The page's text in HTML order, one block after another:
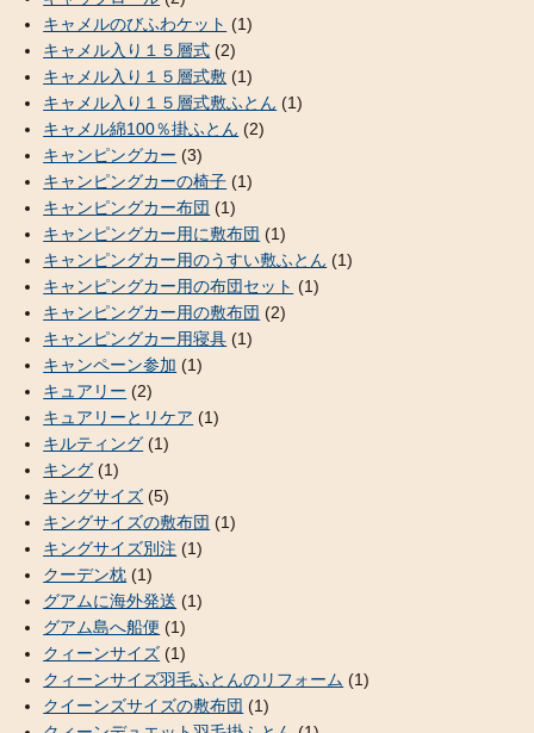
キャメルのびふわケット (1)
キャメル入り１５層式 (2)
キャメル入り１５層式敷 (1)
キャメル入り１５層式敷ふとん (1)
キャメル綿100％掛ふとん (2)
キャンピングカー (3)
キャンピングカーの椅子 (1)
キャンピングカー布団 (1)
キャンピングカー用に敷布団 (1)
キャンピングカー用のうすい敷ふとん (1)
キャンピングカー用の布団セット (1)
キャンピングカー用の敷布団 (2)
キャンピングカー用寝具 (1)
キャンペーン参加 (1)
キュアリー (2)
キュアリーとリケア (1)
キルティング (1)
キング (1)
キングサイズ (5)
キングサイズの敷布団 (1)
キングサイズ別注 (1)
クーデン枕 (1)
グアムに海外発送 (1)
グアム島へ船便 (1)
クィーンサイズ (1)
クィーンサイズ羽毛ふとんのリフォーム (1)
クイーンズサイズの敷布団 (1)